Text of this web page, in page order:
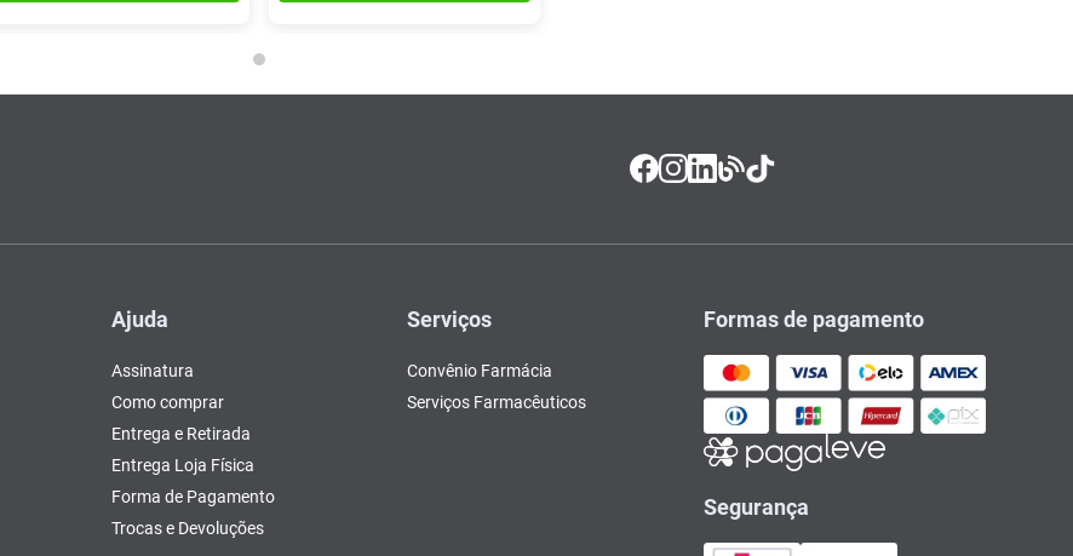
Ajuda
Assinatura
Como comprar
Entrega e Retirada
Entrega Loja Física
Forma de Pagamento
Trocas e Devoluções
Serviços
Convênio Farmácia
Serviços Farmacêuticos
Formas de pagamento
Segurança